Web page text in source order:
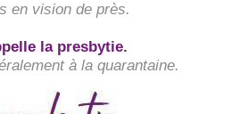
en vision de près.​
la presbytie.
à la quarantaine.